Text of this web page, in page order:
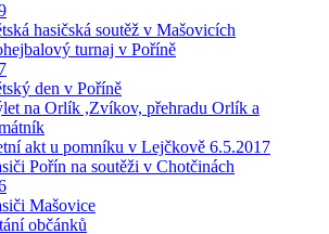
hasičská soutěž v Mašovicích
turnaj v Poříně
den v Poříně
na Orlík ,Zvíkov, přehradu Orlík a
akt u pomníku v Lejčkově 6.5.2017
Pořín na soutěži v Chotčinách
Mašovice
občánků